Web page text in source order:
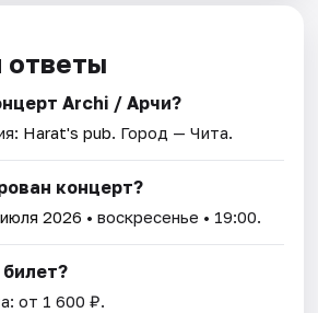
ответы
Archi / Арчи?
Harat's pub. Город — Чита.
концерт?
2026 • воскресенье • 19:00.
от 1 600 ₽.